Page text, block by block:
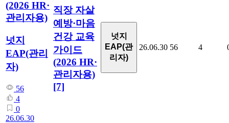
(2026 HR·
관리자용)
넛지
EAP(관리
자)
56
4
0
26.06.30
직장 자살
예방·마음
건강 교육
가이드
(2026 HR·
관리자용)
[7]
넛지
EAP(관
리자)
26.06.30 56 4